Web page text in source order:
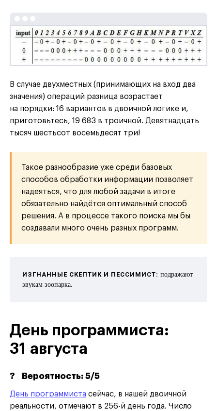
В случае двухместных (принимающих на вход два
значения) операций разница возрастает
на порядки: 16 вариантов в двоичной логике и,
приготовьтесь, 19 683 в троичной. Девятнадцать
тысяч шестьсот восемьдесят три!
Такое разнообразие уже среди базовых
способов обработки информации позволяет
надеяться, что для любой задачи в итоге
обязательно найдётся оптимальный способ
решения. А в процессе такого поиска мы бы
создавали много очень разных программ.
ИЗГНАННЫЕ СКЕПТИК И ПЕССИМИСТ: подражают
звукам зоопарка.
День программиста:
31 августа
? Вероятность: 5/5
День программиста сейчас, в нашей двоичной
реальности, отмечают в 256-й день года. Число